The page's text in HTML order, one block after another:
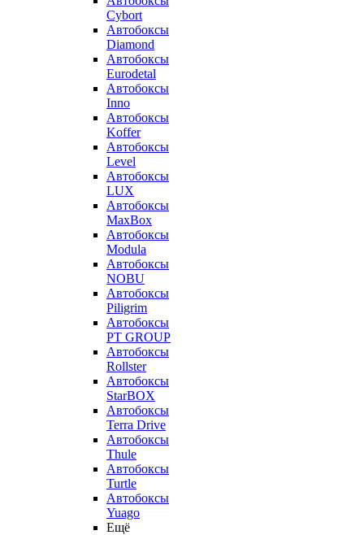
Cybort
Автобоксы
Diamond
Автобоксы
Eurodetal
Автобоксы
Inno
Автобоксы
Koffer
Автобоксы
Level
Автобоксы
LUX
Автобоксы
MaxBox
Автобоксы
Modula
Автобоксы
NOBU
Автобоксы
Piligrim
Автобоксы
PT GROUP
Автобоксы
Rollster
Автобоксы
StarBOX
Автобоксы
Terra Drive
Автобоксы
Thule
Автобоксы
Turtle
Автобоксы
Yuago
Ещё